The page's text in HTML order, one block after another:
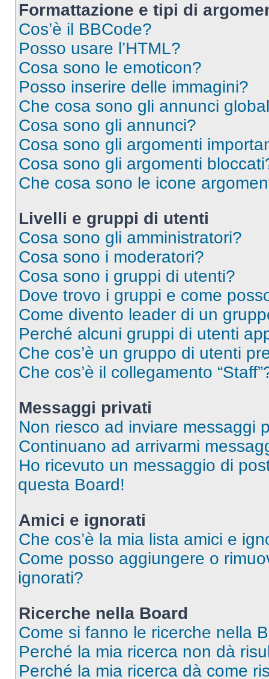
Formattazione e tipi di
Cos’è il BBCode?
Posso usare l’HTML?
Cosa sono le emoticon?
Posso inserire delle immagini?
Che cosa sono gli annunci
Cosa sono gli annunci?
Cosa sono gli argomenti
Cosa sono gli argomenti
Che cosa sono le icone
Livelli e gruppi di utenti
Cosa sono gli amministratori?
Cosa sono i moderatori?
Cosa sono i gruppi di utenti?
Dove trovo i gruppi e come
Come divento leader di un
Perché alcuni gruppi di utenti
Che cos’è un gruppo di utenti
Che cos’è il collegamento
Messaggi privati
Non riesco ad inviare messaggi
Continuano ad arrivarmi
Ho ricevuto un messaggio di
questa Board!
Amici e ignorati
Che cos’è la mia lista amici e
Come posso aggiungere o
ignorati?
Ricerche nella Board
Come si fanno le ricerche nella
Perché la mia ricerca non dà
Perché la mia ricerca dà come